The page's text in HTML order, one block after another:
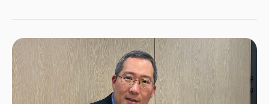
기존 안경과 같은 무게를 유지하면서도 맞춤형 안내, 번역, 레시피 추천, 운동
가이드 등 다양한 서비스를 제공할 수 있도록 했다. 이날 시연에서 정진욱
시어스랩 대표는 직접 에이아이눈을 착용하고 "오늘 옷차림 어때?"라고
물었고, AI는 "발표자로서는 양복이 더 적합합니다"라는 답변을 내놓았다.
참석자들은 당근과 양파 같은 요리 재료를 바라보며 "이 재료로 만들 수 있는
요리가 뭐야?"라고 질문, AI가 즉각 추천 레시피를 제공하는 데모를 경험했다.